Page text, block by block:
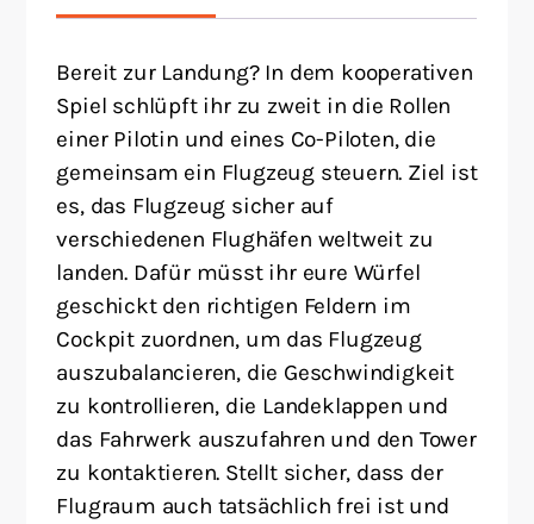
Bereit zur Landung? In dem kooperativen
Spiel schlüpft ihr zu zweit in die Rollen
einer Pilotin und eines Co-Piloten, die
gemeinsam ein Flugzeug steuern. Ziel ist
es, das Flugzeug sicher auf
verschiedenen Flughäfen weltweit zu
landen. Dafür müsst ihr eure Würfel
geschickt den richtigen Feldern im
Cockpit zuordnen, um das Flugzeug
auszubalancieren, die Geschwindigkeit
zu kontrollieren, die Landeklappen und
das Fahrwerk auszufahren und den Tower
zu kontaktieren. Stellt sicher, dass der
Flugraum auch tatsächlich frei ist und